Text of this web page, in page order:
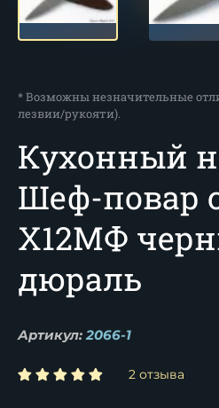
* Возможны незначительные
лезвии/рукояти).
Кухонный
Шеф-повар
Х12МФ
дюраль
Артикул: 2066-1
2 отзыва